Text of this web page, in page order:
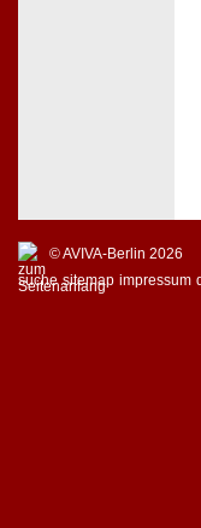
© AVIVA-Berlin 2026
suche sitemap impressum